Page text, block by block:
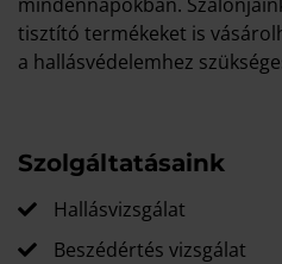
tisztító termékeket is
a hallásvédelemhez
Szolgáltatásaink
Hallásvizsgálat
Beszédértés vizsgálat